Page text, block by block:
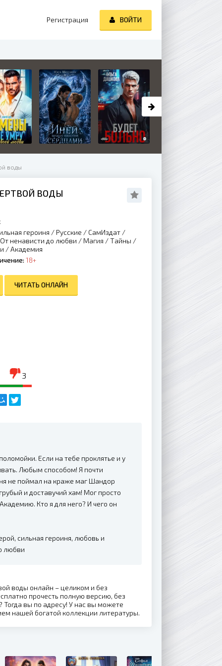
воды
ВОДЫ
героиня / Русские / СамИздат /
От ненависти до любви / Магия /Тайны /
/Академия
18+
ЧИТАТЬ ОНЛАЙН
3
Если на тебе проклятье и у
Любым способом! Я почти
не поймал на краже маг Шандор
и доставучий хам! Мог просто
Кто я для него? И чего он
сильная героиня, любовь и
любви
воды онлайн – целиком и без
прочесть полную версию, без
Тогда вы по адресу! У нас вы можете
нашей богатой коллекции литературы.
Регистрация ВОЙТИ